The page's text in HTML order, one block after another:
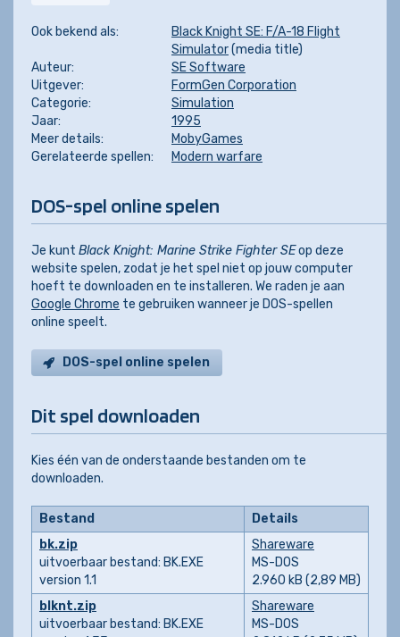
Ook bekend als:
Black Knight SE: F/A-18 Flight
Simulator(media title)
Auteur:
SE Software
Uitgever:
FormGen Corporation
Categorie:
Simulation
Jaar:
1995
Meer details:
MobyGames
Gerelateerde spellen:
Modern warfare
DOS-spel online spelen
Je kunt Black Knight: Marine Strike Fighter SEop deze
website spelen, zodat je het spel niet op jouw computer
hoeft te downloaden en te installeren. We raden je aan
Google Chrome te gebruiken wanneer je DOS-spellen
online speelt.
DOS-spel online spelen
Dit spel downloaden
Kies één van de onderstaande bestanden om te
downloaden.
Bestand
Details
bk.zip
uitvoerbaar bestand: BK.EXE
version 1.1
Shareware
MS-DOS
2.960 kB (2,89 MB)
blknt.zip
uitvoerbaar bestand: BK.EXE
Shareware
MS-DOS